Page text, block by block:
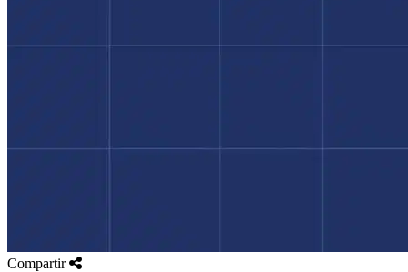
Compartir